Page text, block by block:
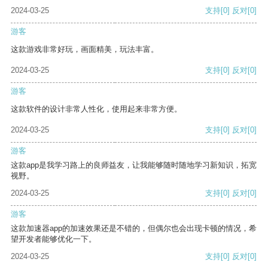
2024-03-25
支持[0] 反对[0]
游客
这款游戏非常好玩，画面精美，玩法丰富。
2024-03-25 支持[0] 反对[0]
游客
这款软件的设计非常人性化，使用起来非常方便。
2024-03-25 支持[0] 反对[0]
游客
这款app是我学习路上的良师益友，让我能够随时随地学习新知识，拓宽
视野。
2024-03-25
支持[0] 反对[0]
游客
这款加速器app的加速效果还是不错的，但偶尔也会出现卡顿的情况，希
望开发者能够优化一下。
2024-03-25
支持[0] 反对[0]